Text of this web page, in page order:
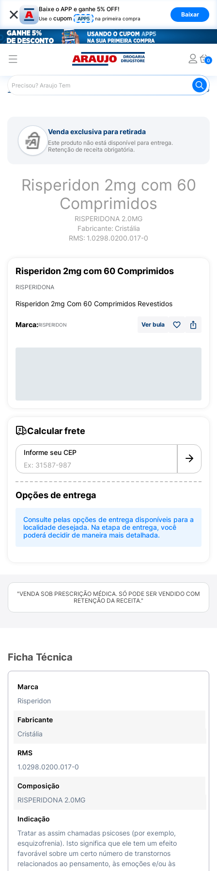
× Baixe o APP e ganhe 5% OFF!
Use o cupom APP5 na primeira compra
Baixar
0
Araujo Medicamentos Remédio para Sistema Nervoso
Venda exclusiva para retirada
Este produto não está disponível para entrega.
Retenção de receita obrigatória.
Risperidon 2mg com 60
Comprimidos
RISPERIDONA 2.0MG
Fabricante: Cristália
RMS: 1.0298.0200.017-0
Risperidon 2mg com 60 Comprimidos
RISPERIDONA
Risperidon 2mg Com 60 Comprimidos Revestidos
Marca:RISPERIDON Ver bula
Calcular frete
Informe seu CEP
Opções de entrega
Consulte pelas opções de entrega disponíveis para a
localidade desejada. Na etapa de entrega, você
poderá decidir de maneira mais detalhada.
"VENDA SOB PRESCRIÇÃO MÉDICA. SÓ PODE SER VENDIDO COM
RETENÇÃO DA RECEITA."
Ficha Técnica
Marca
Risperidon
Fabricante
Cristália
RMS
1.0298.0200.017-0
Composição
RISPERIDONA 2.0MG
Indicação
Tratar as assim chamadas psicoses (por exemplo,
esquizofrenia). Isto significa que ele tem um efeito
favorável sobre um certo número de transtornos
relacionados ao pensamento, às emoções e/ou às